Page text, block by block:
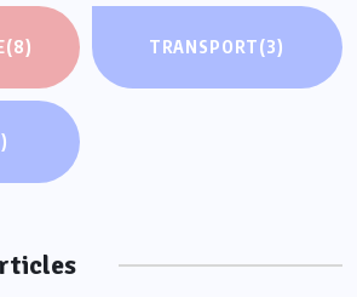
(8) TRANSPORT(3)